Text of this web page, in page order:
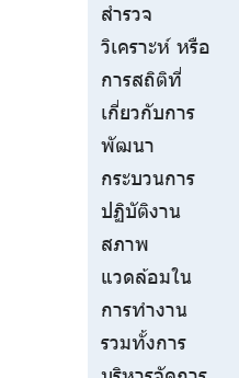
สำรวจ
วิเคราะห์ หรือ
การสถิติที่
เกี่ยวกับการ
พัฒนา
กระบวนการ
ปฏิบัติงาน
สภาพ
แวดล้อมใน
การทำงาน
รวมทั้งการ